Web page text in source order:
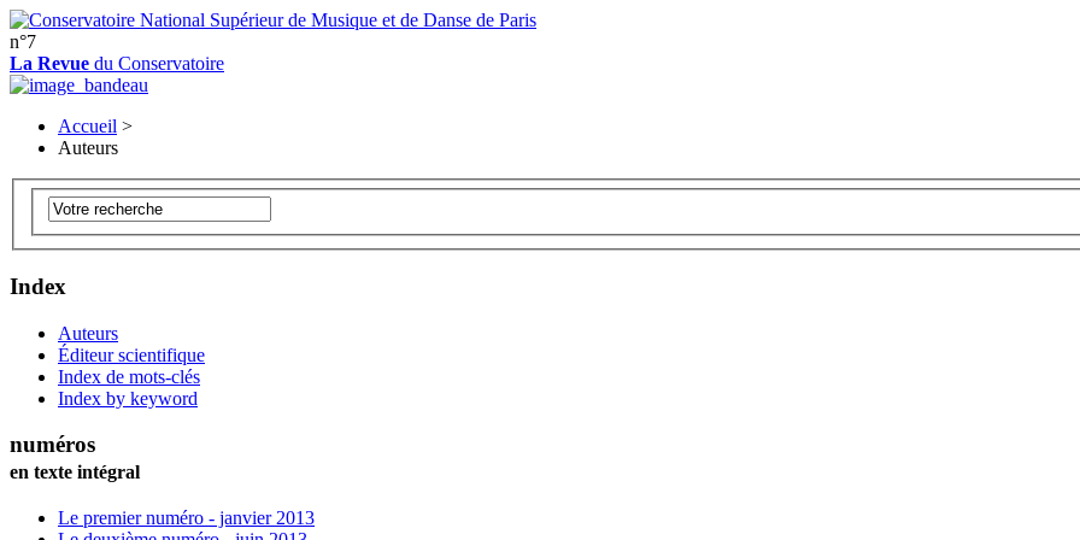
n°7
La Revue du Conservatoire
Accueil >
Auteurs
Index
Auteurs
Éditeur scientifique
Index de mots-clés
Index by keyword
numéros
en texte intégral
Le premier numéro - janvier 2013